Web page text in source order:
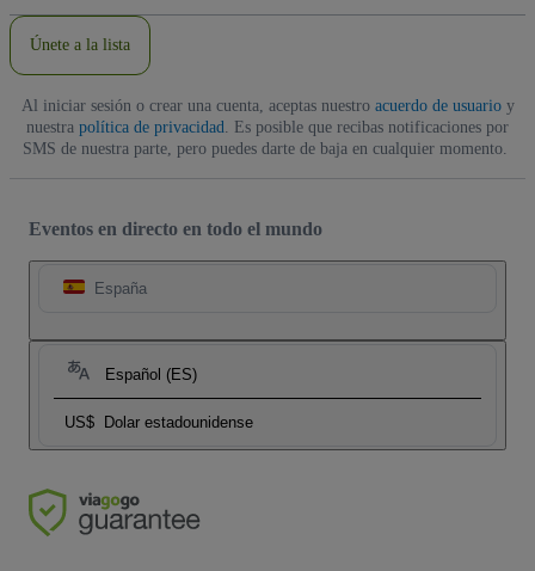
Únete a la lista
Al iniciar sesión o crear una cuenta, aceptas nuestro acuerdo de usuarioy
nuestra política de privacidad
. Es posible que recibas notificaciones por
SMS de nuestra parte, pero puedes darte de baja en cualquier momento.
Eventos en directo en todo el mundo
España
Español (ES)
US$ Dolar estadounidense